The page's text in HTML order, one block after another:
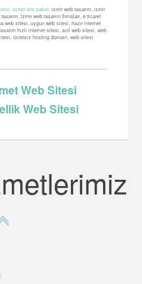
, script site paket, izmir web tasarım, izmir
izmir web tasarım firmaları, e ticaret
web sitesi, uygun web sitesi, hazır internet
hızlı internet sitesi, acil web sitesi, web
ücretsiz hosting domain, web sitesi
Web Sitesi
Web Sitesi